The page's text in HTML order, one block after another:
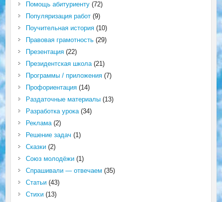
Помощь абитуриенту(72)
Популяризация работ(9)
Поучительная история(10)
Правовая грамотность(29)
Презентация(22)
Президентская школа(21)
Программы / приложения(7)
Профориентация(14)
Раздаточные материалы(13)
Разработка урока(34)
Реклама(2)
Решение задач (1)
Сказки(2)
Союз молодёжи(1)
Спрашивали — отвечаем (35)
Статьи(43)
Стихи(13)